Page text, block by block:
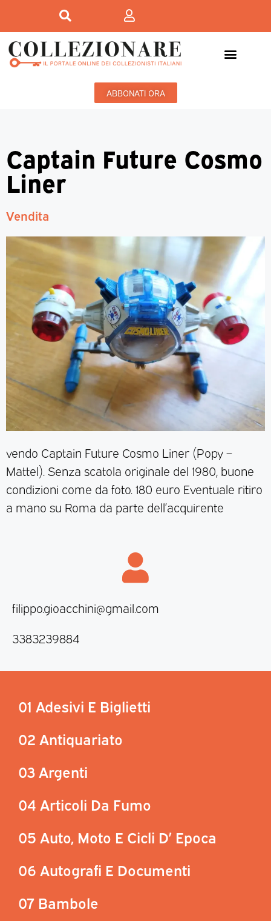
ABBONATI ORA
Captain Future Cosmo
Liner
Vendita
vendo Captain Future Cosmo Liner (Popy –
Mattel). Senza scatola originale del 1980, buone
condizioni come da foto. 180 euro Eventuale ritiro
a mano su Roma da parte dell’acquirente
filippo.gioacchini@gmail.com
3383239884
01 Adesivi E Biglietti
02 Antiquariato
03 Argenti
04 Articoli Da Fumo
05 Auto, Moto E Cicli D’ Epoca
06 Autografi E Documenti
07 Bambole